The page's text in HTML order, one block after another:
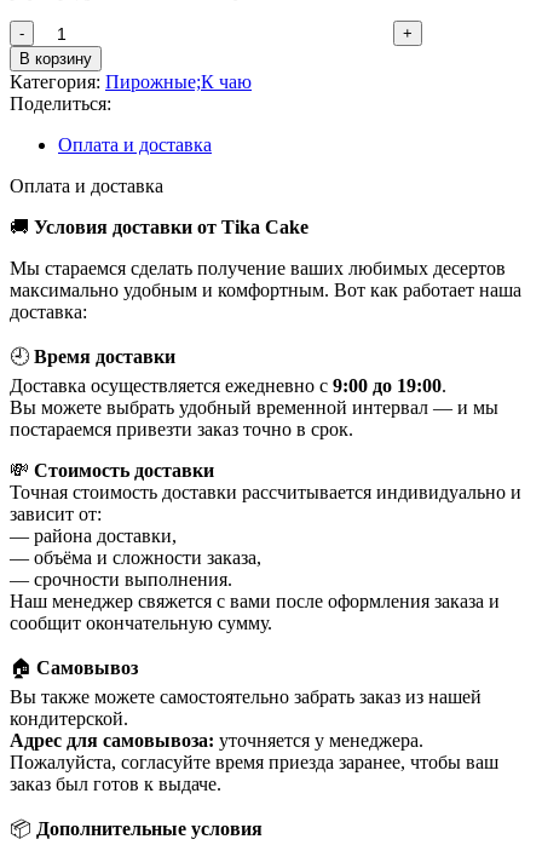
Количество
товара
Пахлава
В корзину
Категория: Пирожные;К чаю
Поделиться:
Оплата и доставка
Оплата и доставка
🚚 Условия доставки от Tika Cake
Мы стараемся сделать получение ваших любимых десертов
максимально удобным и комфортным. Вот как работает наша
доставка:
🕘 Время доставки
Доставка осуществляется ежедневно с 9:00 до 19:00.
Вы можете выбрать удобный временной интервал — и мы
постараемся привезти заказ точно в срок.
💸 Стоимость доставки
Точная стоимость доставки рассчитывается индивидуально и
зависит от:
— района доставки,
— объёма и сложности заказа,
— срочности выполнения.
Наш менеджер свяжется с вами после оформления заказа и
сообщит окончательную сумму.
🏠 Самовывоз
Вы также можете самостоятельно забрать заказ из нашей
кондитерской.
Адрес для самовывоза: уточняется у менеджера.
Пожалуйста, согласуйте время приезда заранее, чтобы ваш
заказ был готов к выдаче.
📦 Дополнительные условия